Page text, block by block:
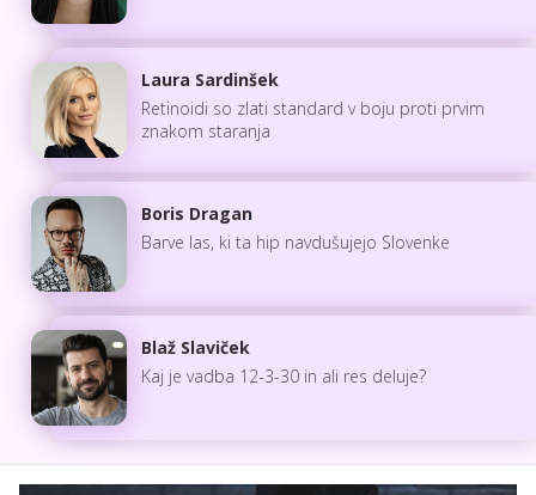
Laura Sardinšek
Retinoidi so zlati standard v boju proti prvim
znakom staranja
Boris Dragan
Barve las, ki ta hip navdušujejo Slovenke
Blaž Slaviček
Kaj je vadba 12-3-30 in ali res deluje?